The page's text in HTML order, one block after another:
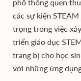
phổ thông quen
các sự kiện
trọng trong việc
triển giáo dục
trang bị cho học
với những ứng